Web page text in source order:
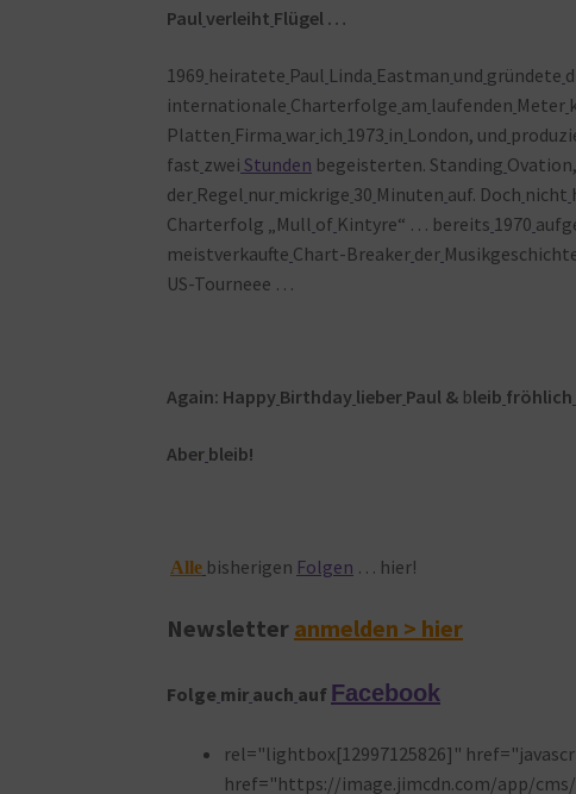
Paulverleiht Flügel …
1969 heiratete Paul Linda Eastman und gründete
internationale Charterfolge am laufenden Meter
Platten Firma war ich 1973 in London, und
fast zwei Stunden begeisterten. Standing
der Regel nur mickrige 30 Minuten auf. Doch nicht
Charterfolg „Mull of Kintyre“ … bereits 1970
meistverkaufte Chart-Breaker der
US-Tourneee …
Again: Happy Birthday lieber Paul & bleib fröhlich
Aber bleib!
Alle bisherigen Folgen … hier!
Newsletter anmelden > hier
Folge mir auch auf Facebook
rel="lightbox[12997125826]"
href="https://image.jimcdn.com/app/